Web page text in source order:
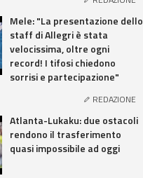
Mele: "La presentazione dello
staff di Allegri è stata
velocissima, oltre ogni
record! I tifosi chiedono
sorrisi e partecipazione"
REDAZIONE
Atlanta-Lukaku: due ostacoli
rendono il trasferimento
quasi impossibile ad oggi